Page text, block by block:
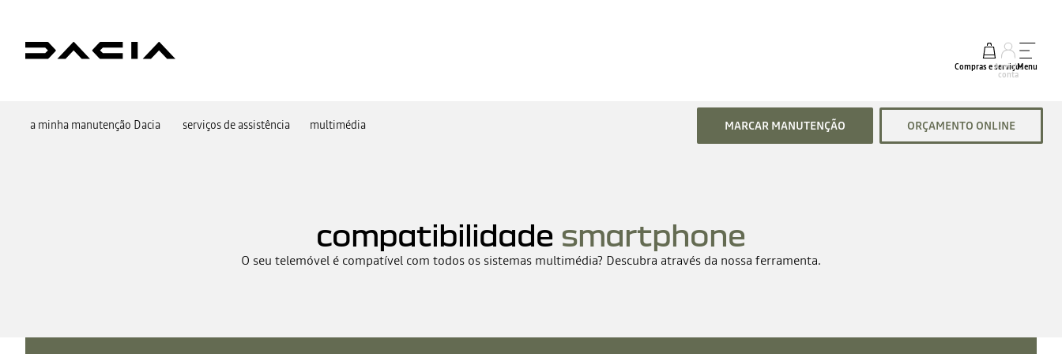
Compras e serviços
A minha
conta
Menu
a minha manutenção Dacia serviços de assistência multimédia MARCAR MANUTENÇÃO ORÇAMENTO ONLINE
compatibilidade smartphone
O seu telemóvel é compatível com todos os sistemas multimédia? Descubra através da nossa ferramenta.